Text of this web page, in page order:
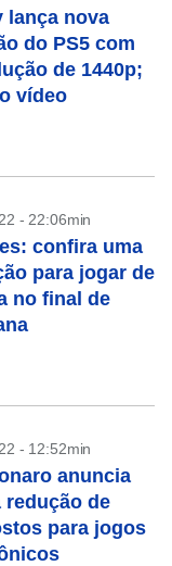
lança nova
do PS5 com
de 1440p;
vídeo
- 22:06min
confira uma
para jogar de
no final de
- 12:52min
anuncia
redução de
para jogos